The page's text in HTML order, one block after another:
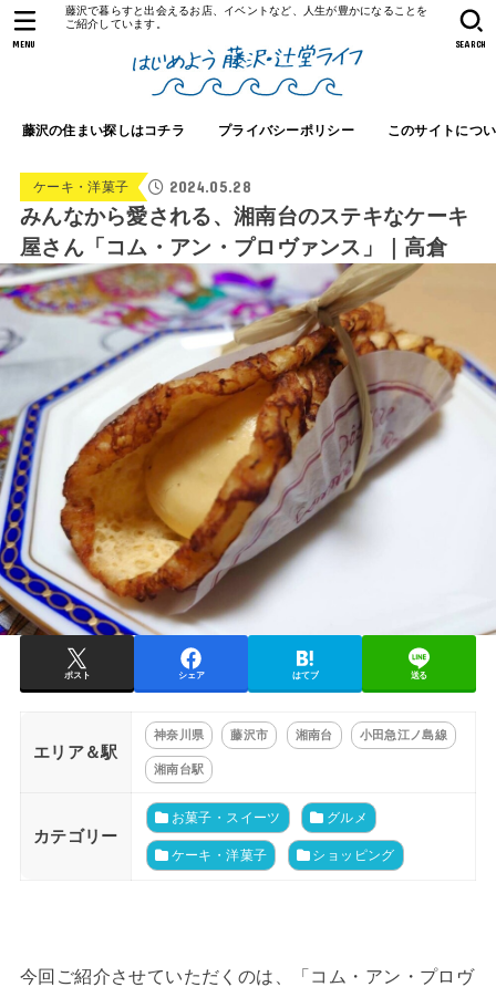
藤沢で暮らすと出会えるお店、イベントなど、人生が豊かになることを
ご紹介しています。
藤沢の住まい探しはコチラ プライバシーポリシー このサイトにつ
SEARCH
MENU
ケーキ・洋菓子 2024.05.28
みんなから愛される、湘南台のステキなケーキ
屋さん「コム・アン・プロヴァンス」｜高倉
ポスト シェア はてブ 送る
エリア＆駅
神奈川県 藤沢市 湘南台 小田急江ノ島線
湘南台駅
カテゴリー
お菓子・スイーツ グルメ
ケーキ・洋菓子 ショッピング
今回ご紹介させていただくのは、「コム・アン・プロヴ